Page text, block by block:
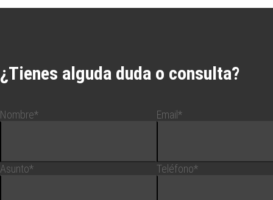
¿Tienes alguda duda o consulta?
Nombre*
Asunto*
Email*
Teléfono*